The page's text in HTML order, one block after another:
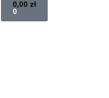
0,00 zł
0